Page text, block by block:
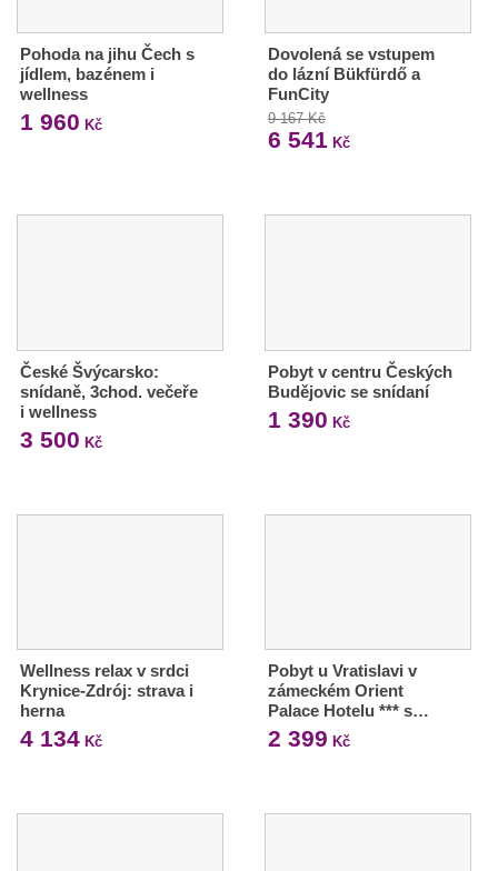
Pohoda na jihu Čech s
jídlem, bazénem i
wellness
1 960 Kč
Dovolená se vstupem
do lázní Bükfürdő a
FunCity
9 167 Kč
6 541 Kč
České Švýcarsko:
snídaně, 3chod. večeře
i wellness
3 500 Kč
Pobyt v centru Českých
Budějovic se snídaní
1 390 Kč
Wellness relax v srdci
Krynice-Zdrój: strava i
herna
4 134 Kč
Pobyt u Vratislavi v
zámeckém Orient
Palace Hotelu *** s…
2 399 Kč